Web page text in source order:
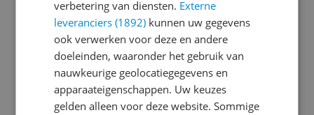
Overige kenmerken
Productinformatie
Verpakking
verbetering van diensten. Externe
leveranciers (1892) kunnen uw gegevens
ook verwerken voor deze en andere
doeleinden, waaronder het gebruik van
nauwkeurige geolocatiegegevens en
apparaateigenschappen. Uw keuzes
gelden alleen voor deze website. Sommige